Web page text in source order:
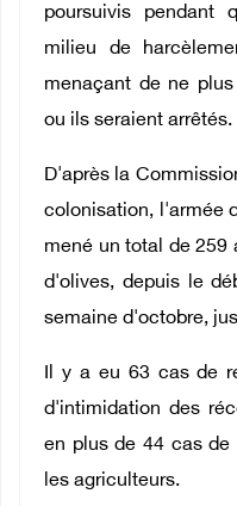
poursuivis pendant
milieu de
menaçant de ne
ou ils seraient arrêtés.
D'après la
colonisation, l'armée
mené un total de 259
d'olives, depuis le
semaine d'octobre,
Il y a eu 63 cas de
d'intimidation des
en plus de 44 cas
les agriculteurs.